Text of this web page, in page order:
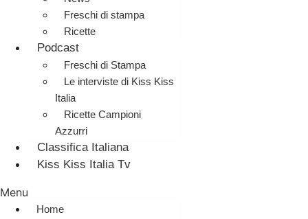
Freschi di stampa
Ricette
Podcast
Freschi di Stampa
Le interviste di Kiss Kiss
Italia
Ricette Campioni
Azzurri
Classifica Italiana
Kiss Kiss Italia Tv
Menu
Home